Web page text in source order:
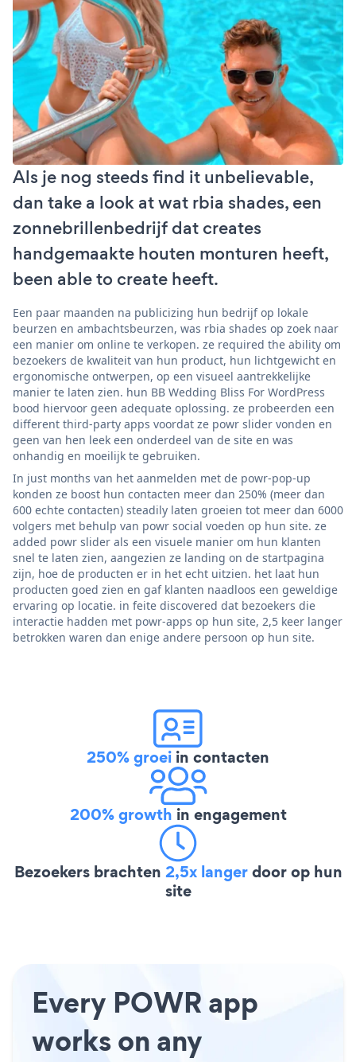
Als je nog steeds find it unbelievable,
dan take a look at wat rbia shades, een
zonnebrillenbedrijf dat creates
handgemaakte houten monturen heeft,
been able to create heeft.
Een paar maanden na publicizing hun bedrijf op lokale
beurzen en ambachtsbeurzen, was rbia shades op zoek naar
een manier om online te verkopen. ze required the ability om
bezoekers de kwaliteit van hun product, hun lichtgewicht en
ergonomische ontwerpen, op een visueel aantrekkelijke
manier te laten zien. hun BB Wedding Bliss For WordPress
bood hiervoor geen adequate oplossing. ze probeerden een
different third-party apps voordat ze powr slider vonden en
geen van hen leek een onderdeel van de site en was
onhandig en moeilijk te gebruiken.
In just months van het aanmelden met de powr-pop-up
konden ze boost hun contacten meer dan 250% (meer dan
600 echte contacten) steadily laten groeien tot meer dan 6000
volgers met behulp van powr social voeden op hun site. ze
added powr slider als een visuele manier om hun klanten
snel te laten zien, aangezien ze landing on de startpagina
zijn, hoe de producten er in het echt uitzien. het laat hun
producten goed zien en gaf klanten naadloos een geweldige
ervaring op locatie. in feite discovered dat bezoekers die
interactie hadden met powr-apps op hun site, 2,5 keer langer
betrokken waren dan enige andere persoon op hun site.
250% groei in contacten
200% growth in engagement
Bezoekers brachten 2,5x langerdoor op hun
site
Every POWR app
works on any